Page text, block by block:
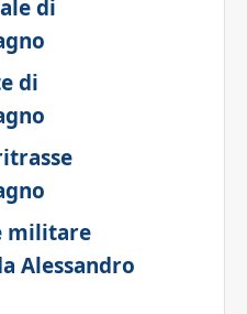
di
di
militare
Alessandro